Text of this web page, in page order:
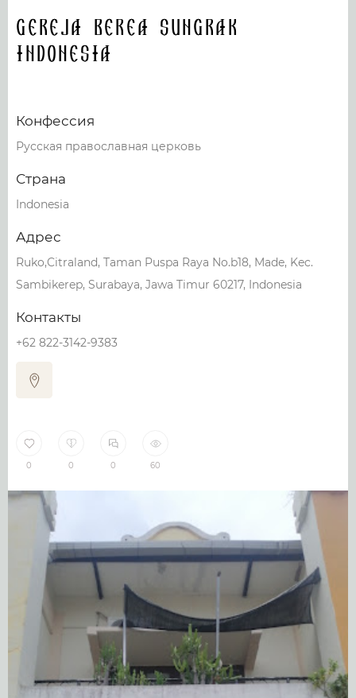
Gereja Berea Sungrak
Indonesia
Конфессия
Русская православная церковь
Страна
Indonesia
Адрес
Ruko,Citraland, Taman Puspa Raya No.b18, Made, Kec.
Sambikerep, Surabaya, Jawa Timur 60217, Indonesia
Контакты
+62 822-3142-9383
0 0 0 60